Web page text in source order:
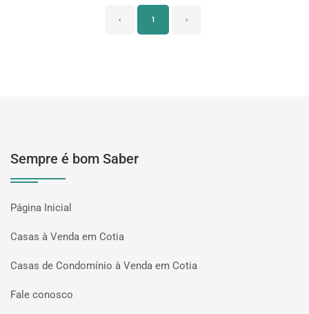
‹ 1 ›
Sempre é bom Saber
Página Inicial
Casas à Venda em Cotia
Casas de Condomínio à Venda em Cotia
Fale conosco